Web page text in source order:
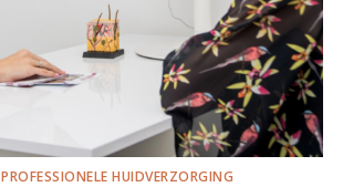
PROFESSIONELE HUIDVERZORGING